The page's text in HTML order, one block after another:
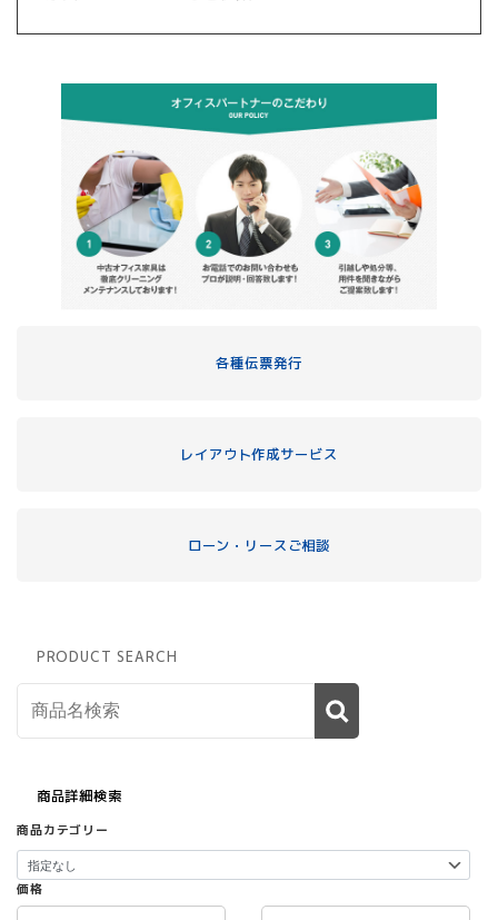
各種伝票発行
レイアウト作成サービス
ローン・リースご相談
PRODUCT SEARCH
商品詳細検索
商品カテゴリー
価格